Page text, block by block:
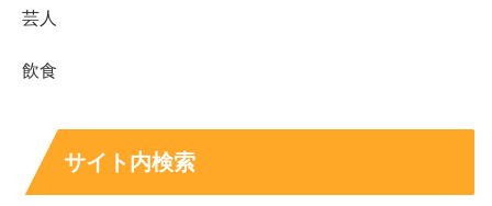
次に読むなら
整理）
芸人
飲食
サイト内検索